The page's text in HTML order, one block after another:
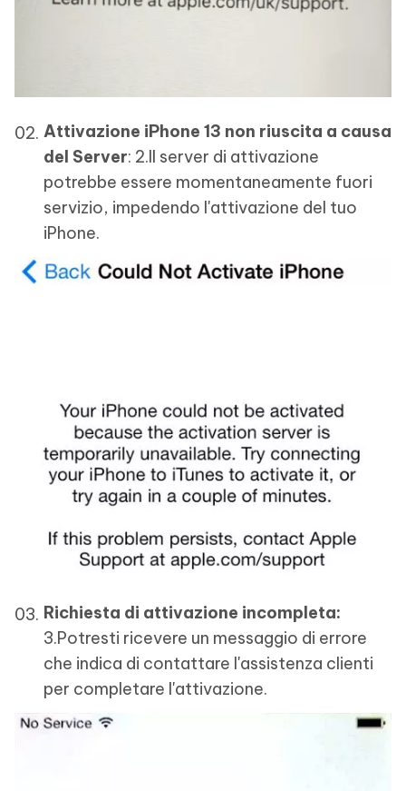
Attivazione iPhone 13 non riuscita a causa
del Server: 2.Il server di attivazione
potrebbe essere momentaneamente fuori
servizio, impedendo l'attivazione del tuo
iPhone.
Richiesta di attivazione incompleta:
3.Potresti ricevere un messaggio di errore
che indica di contattare l'assistenza clienti
per completare l'attivazione.